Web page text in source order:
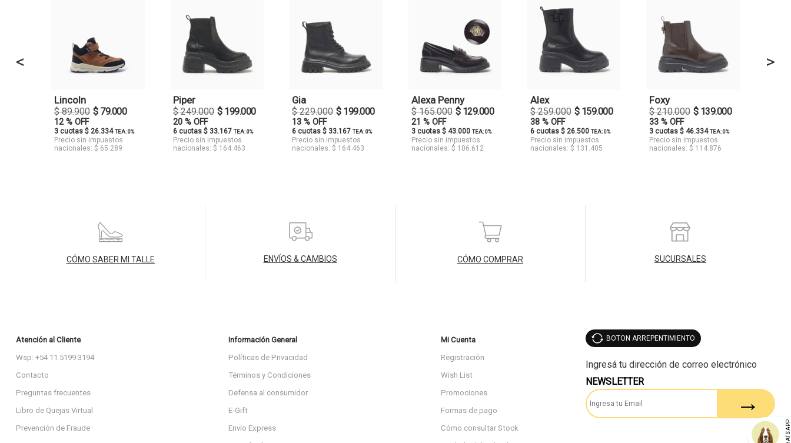
<
Lincoln
$ 89.900 $ 79.000
12 % OFF
3 cuotas $ 26.334TEA: 0%
Precio sin impuestos
nacionales: $ 65.289
Piper
$ 249.000 $ 199.000
20 % OFF
6 cuotas $ 33.167TEA: 0%
Precio sin impuestos
nacionales: $ 164.463
Gia
$ 229.000 $ 199.000
13 % OFF
6 cuotas $ 33.167TEA: 0%
Precio sin impuestos
nacionales: $ 164.463
Alexa Penny
$ 165.000 $ 129.000
21 % OFF
3 cuotas $ 43.000 TEA: 0%
Precio sin impuestos
nacionales: $ 106.612
Alex
$ 259.000 $ 159.000
38 % OFF
6 cuotas $ 26.500 TEA: 0%
Precio sin impuestos
nacionales: $ 131.405
Foxy
$ 210.000 $ 139.000
33 % OFF
3 cuotas $ 46.334TEA: 0%
Precio sin impuestos
nacionales: $ 114.876
>
CÓMO SABER MI TALLE ENVÍOS & CAMBIOS CÓMO COMPRAR SUCURSALES
Atención al Cliente
Wsp: +54 11 5199 3194
Contacto
Preguntas frecuentes
Libro de Quejas Virtual
Prevención de Fraude
Información General
Políticas de Privacidad
Términos y Condiciones
Defensa al consumidor
E-Gift
Envío Express
Mi Cuenta
Registración
Wish List
Promociones
Formas de pago
Cómo consultar Stock
WHATSAPP
BOTON ARREPENTIMIENTO
NEWSLETTER